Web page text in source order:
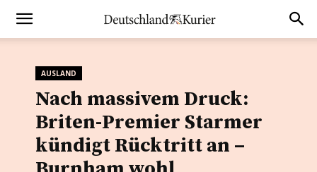
AUSLAND
Nach massivem Druck:
Briten-Premier Starmer
kündigt Rücktritt an –